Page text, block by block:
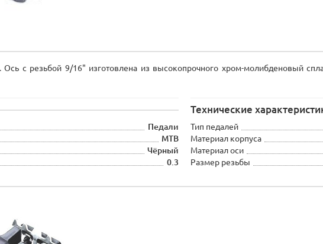
с резьбой 9/16" изготовлена из высокопрочного хром-молибденовый
Педали
MTB
Чёрный
0.3
Технические
Тип педалей
Материал корпуса
Материал оси
Размер резьбы